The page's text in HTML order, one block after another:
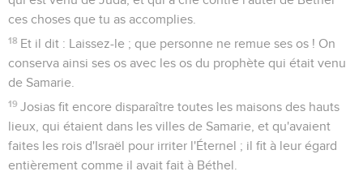
ces choses que tu as accomplies.
18 Et il dit : Laissez-le ; que personne ne remue ses os ! On
conserva ainsi ses os avec les os du prophète qui était venu
de Samarie.
19 Josias fit encore disparaître toutes les maisons des hauts
lieux, qui étaient dans les villes de Samarie, et qu'avaient
faites les rois d'Israël pour irriter l'Éternel ; il fit à leur égard
entièrement comme il avait fait à Béthel.